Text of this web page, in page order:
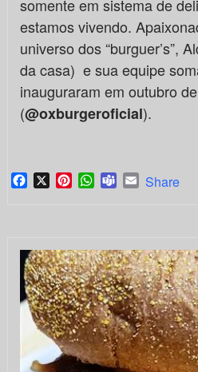
somente em sistema de
estamos vivendo.
universo dos “burguer’s”,
da casa) e sua equipe
inauguraram em outubro
(@oxburgeroficial).
Facebook
X PinterestWhatsApp
TeamsEmail
Share